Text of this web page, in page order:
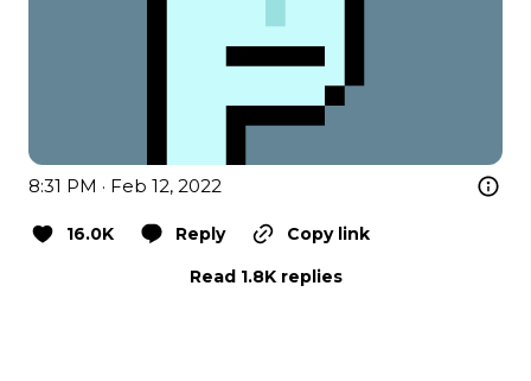
8:31 PM · Feb 12, 2022
16.0K Reply
Copy link
Read 1.8K replies